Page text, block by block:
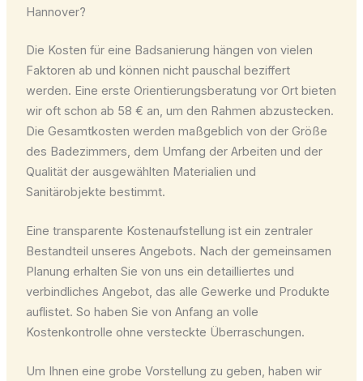
Hannover?
Die Kosten für eine Badsanierung hängen von vielen
Faktoren ab und können nicht pauschal beziffert
werden. Eine erste Orientierungsberatung vor Ort bieten
wir oft schon ab 58 € an, um den Rahmen abzustecken.
Die Gesamtkosten werden maßgeblich von der Größe
des Badezimmers, dem Umfang der Arbeiten und der
Qualität der ausgewählten Materialien und
Sanitärobjekte bestimmt.
Eine transparente Kostenaufstellung ist ein zentraler
Bestandteil unseres Angebots. Nach der gemeinsamen
Planung erhalten Sie von uns ein detailliertes und
verbindliches Angebot, das alle Gewerke und Produkte
auflistet. So haben Sie von Anfang an volle
Kostenkontrolle ohne versteckte Überraschungen.
Um Ihnen eine grobe Vorstellung zu geben, haben wir